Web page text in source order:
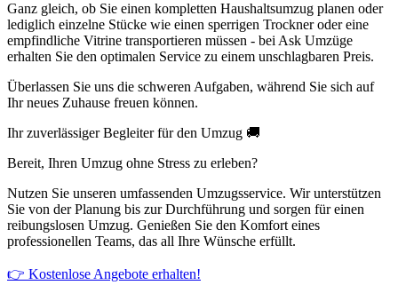
Ganz gleich, ob Sie einen kompletten Haushaltsumzug planen oder
lediglich einzelne Stücke wie einen sperrigen Trockner oder eine
empfindliche Vitrine transportieren müssen - bei Ask Umzüge
erhalten Sie den optimalen Service zu einem unschlagbaren Preis.
Überlassen Sie uns die schweren Aufgaben, während Sie sich auf
Ihr neues Zuhause freuen können.
Ihr zuverlässiger Begleiter für den Umzug 🚚
Bereit, Ihren Umzug ohne Stress zu erleben?
Nutzen Sie unseren umfassenden Umzugsservice. Wir unterstützen
Sie von der Planung bis zur Durchführung und sorgen für einen
reibungslosen Umzug. Genießen Sie den Komfort eines
professionellen Teams, das all Ihre Wünsche erfüllt.
👉 Kostenlose Angebote erhalten!